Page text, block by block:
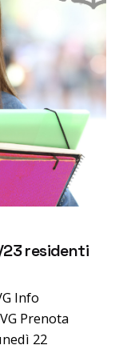
residenti
Info
Prenota
22